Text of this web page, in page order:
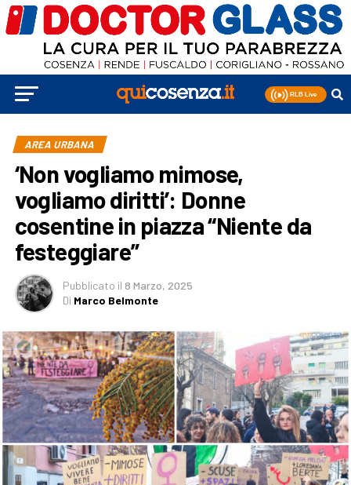
AREA URBANA
‘Non vogliamo mimose,
vogliamo diritti’: Donne
cosentine in piazza “Niente da
festeggiare”
Pubblicato il 8 Marzo, 2025
Di Marco Belmonte